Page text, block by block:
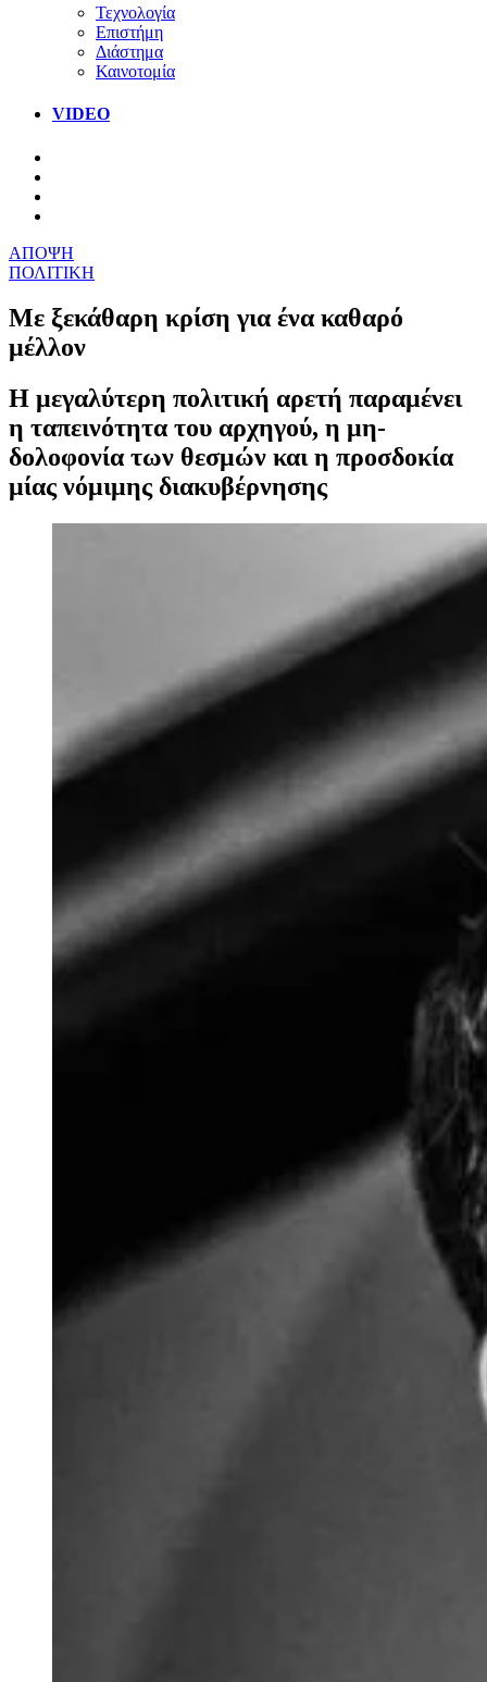
Τεχνολογία
Επιστήμη
Διάστημα
Καινοτομία
VIDEO
ΑΠΟΨΗ
ΠΟΛΙΤΙΚΗ
Με ξεκάθαρη κρίση για ένα καθαρό
μέλλον
Η μεγαλύτερη πολιτική αρετή παραμένει
η ταπεινότητα του αρχηγού, η μη-
δολοφονία των θεσμών και η προσδοκία
μίας νόμιμης διακυβέρνησης